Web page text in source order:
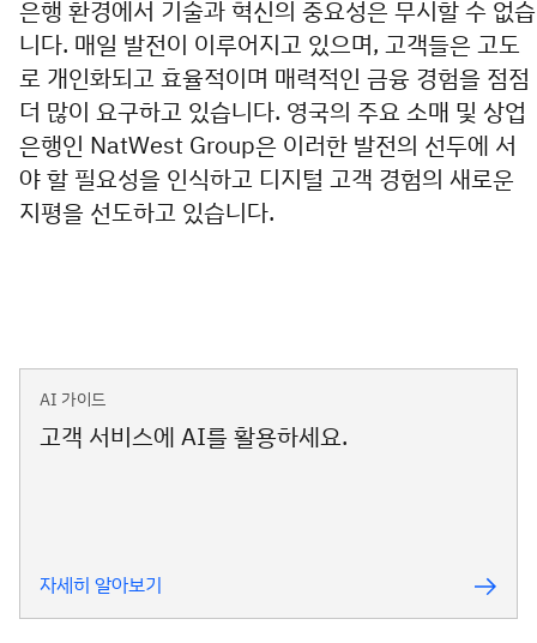
은행 환경에서 기술과 혁신의 중요성은 무시할 수 없습
니다. 매일 발전이 이루어지고 있으며, 고객들은 고도
로 개인화되고 효율적이며 매력적인 금융 경험을 점점
더 많이 요구하고 있습니다. 영국의 주요 소매 및 상업
은행인 NatWest Group은 이러한 발전의 선두에 서
야 할 필요성을 인식하고 디지털 고객 경험의 새로운
지평을 선도하고 있습니다.
AI 가이드
고객 서비스에 AI를 활용하세요.
자세히 알아보기